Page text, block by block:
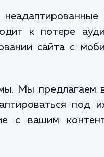
к потере
сайта с
Мы предлагаем
под
с вашим